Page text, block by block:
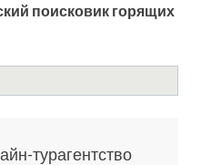
поисковик горящих
турагентство